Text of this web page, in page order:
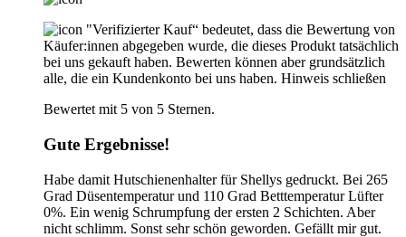
"Verifizierter Kauf“ bedeutet, dass die Bewertung von
Käufer:innen abgegeben wurde, die dieses Produkt tatsächlich
bei uns gekauft haben. Bewerten können aber grundsätzlich
alle, die ein Kundenkonto bei uns haben. Hinweis schließen
Bewertet mit 5 von 5 Sternen.
Gute Ergebnisse!
Habe damit Hutschienenhalter für Shellys gedruckt. Bei 265
Grad Düsentemperatur und 110 Grad Betttemperatur Lüfter
0%. Ein wenig Schrumpfung der ersten 2 Schichten. Aber
nicht schlimm. Sonst sehr schön geworden. Gefällt mir gut.